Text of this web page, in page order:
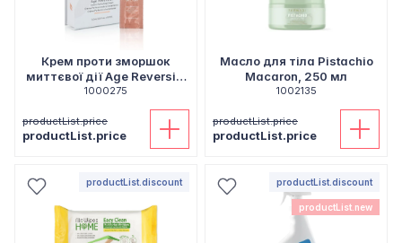
Крем проти зморшок
миттєвої дії Age Reversist
30 шт х 0,3 мл
1000275
productList.price
productList.price
Масло для тіла Pistachio
Macaron, 250 мл
1002135
productList.price
productList.price
productList.discount productList.discount
productList.new